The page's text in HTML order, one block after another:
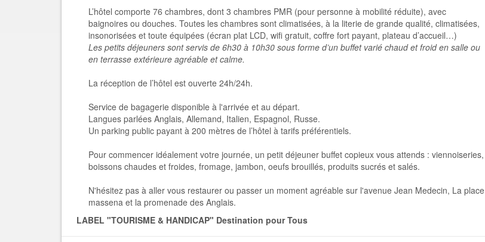
L’hôtel comporte 76 chambres, dont 3 chambres PMR (pour personne à mobilité réduite), avec
baignoires ou douches. Toutes les chambres sont climatisées, à la literie de grande qualité, climatisées,
insonorisées et toute équipées (écran plat LCD, wifi gratuit, coffre fort payant, plateau d’accueil…)
Les petits déjeuners sont servis de 6h30 à 10h30 sous forme d’un buffet varié chaud et froid en salle ou
en terrasse extérieure agréable et calme.
La réception de l’hôtel est ouverte 24h/24h.
Service de bagagerie disponible à l'arrivée et au départ.
Langues parlées Anglais, Allemand, Italien, Espagnol, Russe.
Un parking public payant à 200 mètres de l’hôtel à tarifs préférentiels.
Pour commencer idéalement votre journée, un petit déjeuner buffet copieux vous attends : viennoiseries,
boissons chaudes et froides, fromage, jambon, oeufs brouillés, produits sucrés et salés.
N'hésitez pas à aller vous restaurer ou passer un moment agréable sur l'avenue Jean Medecin, La place
massena et la promenade des Anglais.
LABEL "TOURISME & HANDICAP" Destination pour Tous